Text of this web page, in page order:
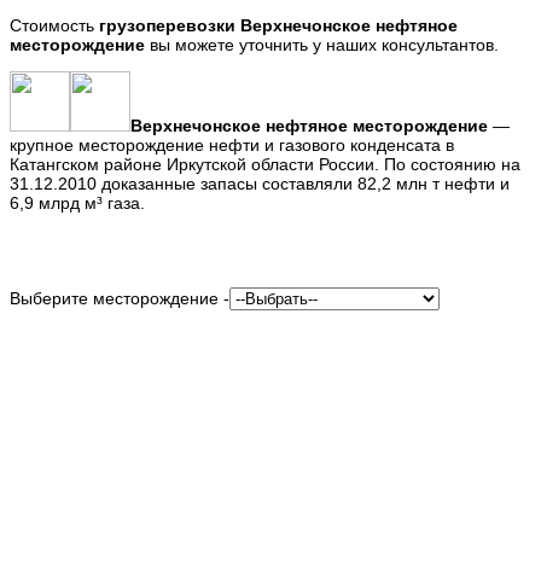
Стоимость грузоперевозки Верхнечонское нефтяное
месторождение вы можете уточнить у наших консультантов.
Верхнечонское нефтяное месторождение —
крупное месторождение нефти и газового конденсата в
Катангском районе Иркутской области России. По состоянию на
31.12.2010 доказанные запасы составляли 82,2 млн т нефти и
6,9 млрд м³ газа.
Выберите месторождение -